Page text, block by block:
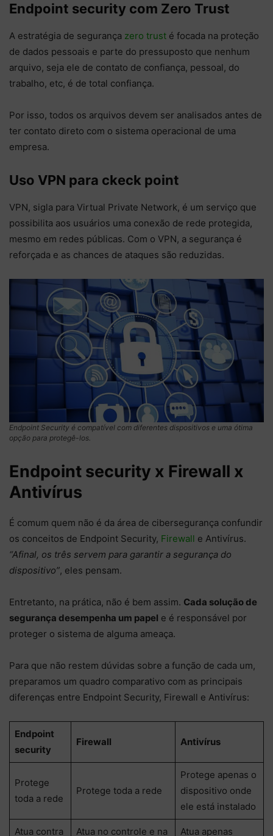
Endpoint security com Zero Trust
A estratégia de segurança zero trust é focada na proteção
de dados pessoais e parte do pressuposto que nenhum
arquivo, seja ele de contato de confiança, pessoal, do
trabalho, etc, é de total confiança.
Por isso, todos os arquivos devem ser analisados antes de
ter contato direto com o sistema operacional de uma
empresa.
Uso VPN para ckeck point
VPN, sigla para Virtual Private Network, é um serviço que
possibilita aos usuários uma conexão de rede protegida,
mesmo em redes públicas. Com o VPN, a segurança é
reforçada e as chances de ataques são reduzidas.
Endpoint Security é compatível com diferentes dispositivos e uma ótima
opção para protegê-los.
Endpoint security x Firewall x
Antivírus
É comum quem não é da área de cibersegurança confundir
os conceitos de Endpoint Security, Firewall e Antivírus.
“Afinal, os três servem para garantir a segurança do
dispositivo”, eles pensam.
Entretanto, na prática, não é bem assim. Cada solução de
segurança desempenha um papel e é responsável por
proteger o sistema de alguma ameaça.
Para que não restem dúvidas sobre a função de cada um,
preparamos um quadro comparativo com as principais
diferenças entre Endpoint Security, Firewall e Antivírus:
Endpoint
security
Firewall Antivírus
Protege
toda a rede
Protege toda a rede
Protege apenas o
dispositivo onde
ele está instalado
Atua contra Atua no controle e na Atua apenas